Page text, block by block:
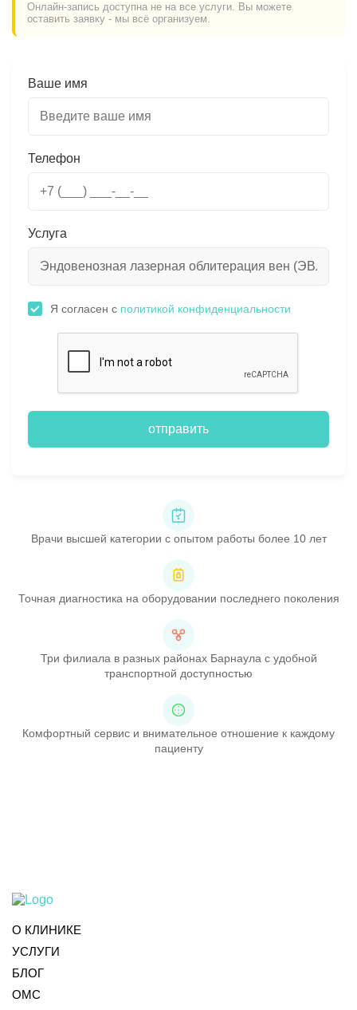
Онлайн-запись доступна не на все услуги. Вы можете
оставить заявку - мы всё организуем.
Врачи высшей категории с опытом работы более 10 лет
Точная диагностика на оборудовании последнего поколения
Три филиала в разных районах Барнаула с удобной
транспортной доступностью
Комфортный сервис и внимательное отношение к каждому
пациенту
Ваше имя
Телефон
Услуга
Я согласен с политикой конфиденциальности
отправить
О КЛИНИКЕ
УСЛУГИ
БЛОГ
ОМС